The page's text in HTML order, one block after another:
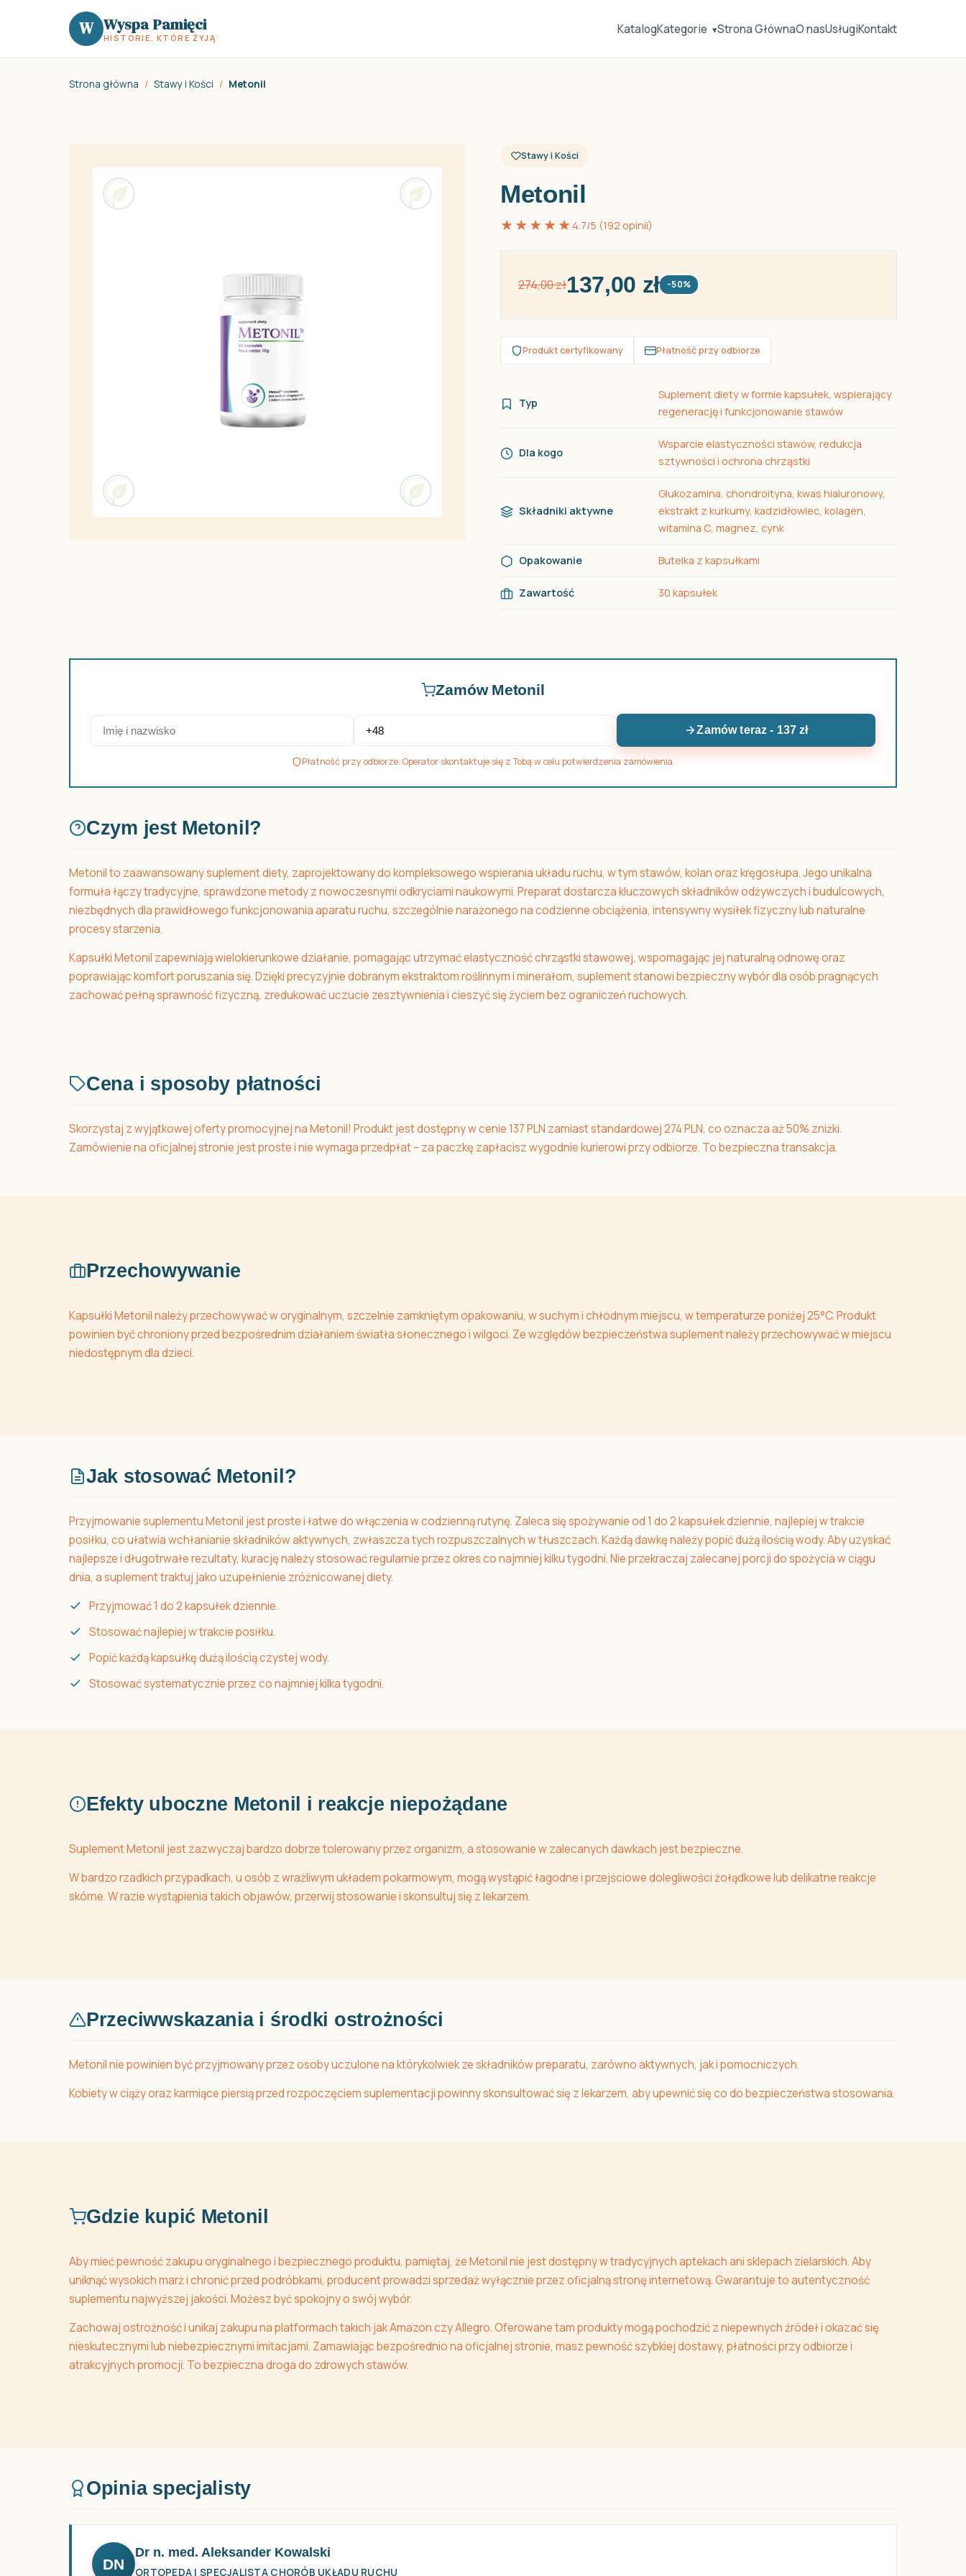
W Wyspa Pamięci
HISTORIE, KTÓRE ŻYJĄ
KatalogKategorie ▾Strona GłównaO nasUsługiKontakt
Strona główna / Stawy i Kości / Metonil
Stawy i Kości
Metonil
★★★★★ 4.7/5 (192 opinii)
274,00 zł137,00 zł -50%
Produkt certyfikowany Płatność przy odbiorze
Typ
Suplement diety w formie kapsułek, wspierający
regenerację i funkcjonowanie stawów
Dla kogo
Wsparcie elastyczności stawów, redukcja
sztywności i ochrona chrząstki
Składniki aktywne
Glukozamina, chondroityna, kwas hialuronowy,
ekstrakt z kurkumy, kadzidłowiec, kolagen,
witamina C, magnez, cynk
Opakowanie Butelka z kapsułkami
Zawartość 30 kapsułek
Zamów Metonil
Zamów teraz - 137 zł
Płatność przy odbiorze. Operator skontaktuje się z Tobą w celu potwierdzenia zamówienia.
Czym jest Metonil?
Metonil to zaawansowany suplement diety, zaprojektowany do kompleksowego wspierania układu ruchu, w tym stawów, kolan oraz kręgosłupa. Jego unikalna
formuła łączy tradycyjne, sprawdzone metody z nowoczesnymi odkryciami naukowymi. Preparat dostarcza kluczowych składników odżywczych i budulcowych,
niezbędnych dla prawidłowego funkcjonowania aparatu ruchu, szczególnie narażonego na codzienne obciążenia, intensywny wysiłek fizyczny lub naturalne
procesy starzenia.
Kapsułki Metonil zapewniają wielokierunkowe działanie, pomagając utrzymać elastyczność chrząstki stawowej, wspomagając jej naturalną odnowę oraz
poprawiając komfort poruszania się. Dzięki precyzyjnie dobranym ekstraktom roślinnym i minerałom, suplement stanowi bezpieczny wybór dla osób pragnących
zachować pełną sprawność fizyczną, zredukować uczucie zesztywnienia i cieszyć się życiem bez ograniczeń ruchowych.
Cena i sposoby płatności
Skorzystaj z wyjątkowej oferty promocyjnej na Metonil! Produkt jest dostępny w cenie 137 PLN zamiast standardowej 274 PLN, co oznacza aż 50% zniżki.
Zamówienie na oficjalnej stronie jest proste i nie wymaga przedpłat – za paczkę zapłacisz wygodnie kurierowi przy odbiorze. To bezpieczna transakcja.
Przechowywanie
Kapsułki Metonil należy przechowywać w oryginalnym, szczelnie zamkniętym opakowaniu, w suchym i chłodnym miejscu, w temperaturze poniżej 25°C. Produkt
powinien być chroniony przed bezpośrednim działaniem światła słonecznego i wilgoci. Ze względów bezpieczeństwa suplement należy przechowywać w miejscu
niedostępnym dla dzieci.
Jak stosować Metonil?
Przyjmowanie suplementu Metonil jest proste i łatwe do włączenia w codzienną rutynę. Zaleca się spożywanie od 1 do 2 kapsułek dziennie, najlepiej w trakcie
posiłku, co ułatwia wchłanianie składników aktywnych, zwłaszcza tych rozpuszczalnych w tłuszczach. Każdą dawkę należy popić dużą ilością wody. Aby uzyskać
najlepsze i długotrwałe rezultaty, kurację należy stosować regularnie przez okres co najmniej kilku tygodni. Nie przekraczaj zalecanej porcji do spożycia w ciągu
dnia, a suplement traktuj jako uzupełnienie zróżnicowanej diety.
Przyjmować 1 do 2 kapsułek dziennie.
Stosować najlepiej w trakcie posiłku.
Popić każdą kapsułkę dużą ilością czystej wody.
Stosować systematycznie przez co najmniej kilka tygodni.
Efekty uboczne Metonil i reakcje niepożądane
Suplement Metonil jest zazwyczaj bardzo dobrze tolerowany przez organizm, a stosowanie w zalecanych dawkach jest bezpieczne.
W bardzo rzadkich przypadkach, u osób z wrażliwym układem pokarmowym, mogą wystąpić łagodne i przejściowe dolegliwości żołądkowe lub delikatne reakcje
skórne. W razie wystąpienia takich objawów, przerwij stosowanie i skonsultuj się z lekarzem.
Przeciwwskazania i środki ostrożności
Metonil nie powinien być przyjmowany przez osoby uczulone na którykolwiek ze składników preparatu, zarówno aktywnych, jak i pomocniczych.
Kobiety w ciąży oraz karmiące piersią przed rozpoczęciem suplementacji powinny skonsultować się z lekarzem, aby upewnić się co do bezpieczeństwa stosowania.
Gdzie kupić Metonil
Aby mieć pewność zakupu oryginalnego i bezpiecznego produktu, pamiętaj, że Metonil nie jest dostępny w tradycyjnych aptekach ani sklepach zielarskich. Aby
uniknąć wysokich marż i chronić przed podróbkami, producent prowadzi sprzedaż wyłącznie przez oficjalną stronę internetową. Gwarantuje to autentyczność
suplementu najwyższej jakości. Możesz być spokojny o swój wybór.
Zachowaj ostrożność i unikaj zakupu na platformach takich jak Amazon czy Allegro. Oferowane tam produkty mogą pochodzić z niepewnych źródeł i okazać się
nieskutecznymi lub niebezpiecznymi imitacjami. Zamawiając bezpośrednio na oficjalnej stronie, masz pewność szybkiej dostawy, płatności przy odbiorze i
atrakcyjnych promocji. To bezpieczna droga do zdrowych stawów.
Opinia specjalisty
DN
Dr n. med. Aleksander Kowalski
ORTOPEDA I SPECJALISTA CHORÓB UKŁADU RUCHU